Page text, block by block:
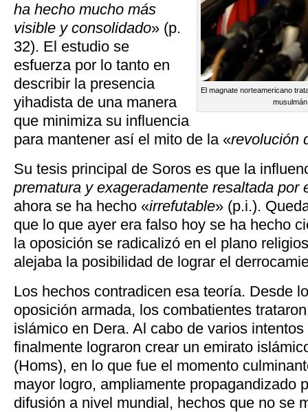
El magnate norteamericano
ha hecho mucho más
visible y consolidado» (p.
32). El estudio se
esfuerza por lo tanto en
describir la presencia
yihadista de una manera
que minimiza su influencia
para mantener así el mito de la «revolución
Su tesis principal de Soros es que la
prematura y exageradamente resaltada por
ahora se ha hecho «irrefutable» (p.i.).
que lo que ayer era falso hoy se ha hecho
la oposición se radicalizó en el plano
alejaba la posibilidad de lograr el
Los hechos contradicen esa teoría. Desde
oposición armada, los combatientes
islámico en Dera. Al cabo de varios
finalmente lograron crear un emirato
(Homs), en lo que fue el momento
mayor logro, ampliamente propagandizado
difusión a nivel mundial, hechos que no se